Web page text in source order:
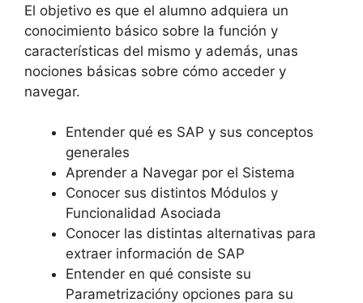
El objetivo es que el alumno adquiera un
conocimiento básico sobre la función y
características del mismo y además, unas
nociones básicas sobre cómo acceder y
navegar.
Entender qué es SAP y sus conceptos
generales
Aprender a Navegar por el Sistema
Conocer sus distintos Módulos y
Funcionalidad Asociada
Conocer las distintas alternativas para
extraer información de SAP
Entender en qué consiste su
Parametrizacióny opciones para su